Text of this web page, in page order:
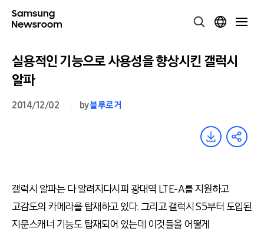
실용적인 기능으로 사용성을 향상시킨 갤럭시
알파
2014/12/02 by블루로거
갤럭시 알파는 다 알려지다시피 광대역 LTE-A를 지원하고
고감도의 카메라를 탑재하고 있다. 그리고 갤럭시 S5부터 도입된
지문스캐너 기능도 탑재되어 있는데 이것들을 어떻게